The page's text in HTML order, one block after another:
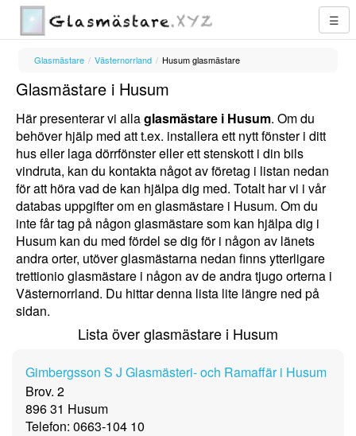
☰
Glasmästare / Västernorrland / Husum glasmästare
Glasmästare i Husum
Här presenterar vi allaglasmästare i Husum. Om du
behöver hjälp med att t.ex. installera ett nytt fönster i ditt
hus eller laga dörrfönster eller ett stenskott i din bils
vindruta, kan du kontakta något av företag i listan nedan
för att höra vad de kan hjälpa dig med. Totalt har vi i vår
databas uppgifter om en glasmästare i Husum. Om du
inte får tag på någon glasmästare som kan hjälpa dig i
Husum kan du med fördel se dig för i någon av länets
andra orter, utöver glasmästarna nedan finns ytterligare
trettionio glasmästare i någon av de andra tjugo orterna i
Västernorrland. Du hittar denna lista lite längre ned på
sidan.
Lista över glasmästare i Husum
Gimbergsson S J Glasmästeri- och Ramaffär i Husum
Brov. 2
896 31 Husum
Telefon: 0663-104 10